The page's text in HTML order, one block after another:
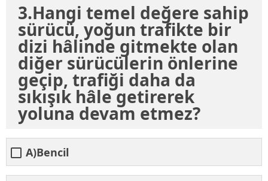
3.Hangi temel değere sahip
sürücü, yoğun trafikte bir
dizi hâlinde gitmekte olan
diğer sürücülerin önlerine
geçip, trafiği daha da
sıkışık hâle getirerek
yoluna devam etmez?
A)Bencil